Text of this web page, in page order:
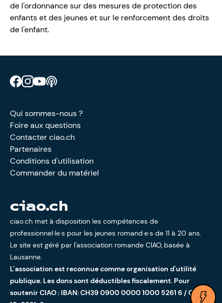
de l'ordonnance sur des mesures de protection des
enfants et des jeunes et sur le renforcement des droits
de l'enfant.
Retrouve CIAO sur Facebook
Retrouve CIAO sur Instagram
Retrouve CIAO sur YouTube
Qui sommes-nous ?
Foire aux questions
Contacter ciao.ch
Partenaires
Conditions d'utilisation
Commander du matériel
ciao.ch
ciao.ch met à disposition les compétences de
professionnel·le·s pour les jeunes romand·e·s de 11 à 20 ans.
Le site est géré par l'association romande CIAO, basée à
Lausanne.
L'association est reconnue comme organisation d'utilité
publique. Les dons sont déductibles fiscalement. Pour
soutenir CIAO : IBAN: CH39 0900 0000 1000 5261 6 / CCP: